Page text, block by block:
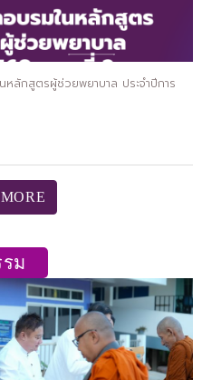
หลักสูตรผู้ช่วยพยาบาล ประจำปีการ
ม